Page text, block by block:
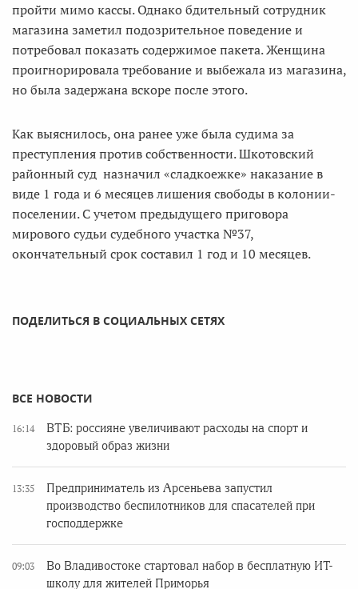
пройти мимо кассы. Однако бдительный сотрудник
магазина заметил подозрительное поведение и
потребовал показать содержимое пакета. Женщина
проигнорировала требование и выбежала из магазина,
но была задержана вскоре после этого.
Как выяснилось, она ранее уже была судима за
преступления против собственности. Шкотовский
районный суд назначил «сладкоежке» наказание в
виде 1 года и 6 месяцев лишения свободы в колонии-
поселении. С учетом предыдущего приговора
мирового судьи судебного участка №37,
окончательный срок составил 1 год и 10 месяцев.
ПОДЕЛИТЬСЯ В СОЦИАЛЬНЫХ СЕТЯХ
ВСЕ НОВОСТИ
16:14
ВТБ: россияне увеличивают расходы на спорт и
здоровый образ жизни
13:35
Предприниматель из Арсеньева запустил
производство беспилотников для спасателей при
господдержке
09:03
Во Владивостоке стартовал набор в бесплатную ИТ-
школу для жителей Приморья